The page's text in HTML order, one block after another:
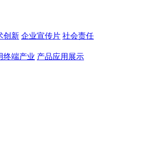
创新 企业宣传片 社会责任
终端产业 产品应用展示